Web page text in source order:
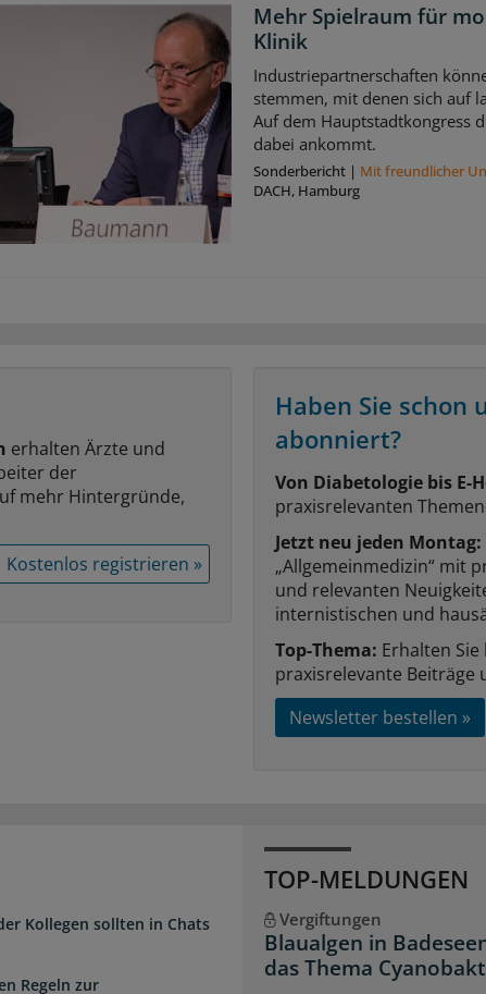
Mehr Spielraum für
Klinik
Industriepartnerschaften
stemmen, mit denen sich auf
Auf dem Hauptstadtkongress
dabei ankommt.
Sonderbericht | Mit freundlicher
DACH, Hamburg
erhalten Ärzte und
der
mehr Hintergründe,
Kostenlos registrieren »
Haben Sie schon
abonniert?
Von Diabetologie bis E-
praxisrelevanten
Jetzt neu jeden Montag:
„Allgemeinmedizin“ mit
und relevanten
internistischen und
Top-Thema: Erhalten
praxisrelevante Beiträge
Newsletter bestellen »
Kollegen sollten in Chats
Regeln zur
TOP-MELDUNGEN
Vergiftungen
Blaualgen in
das Thema